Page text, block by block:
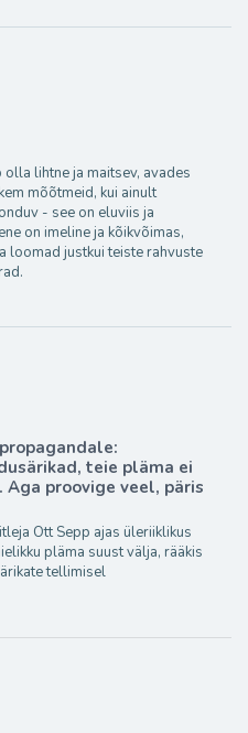
olla lihtne ja maitsev, avades
mõõtmeid, kui ainult
- see on eluviis ja
on imeline ja kõikvõimas,
loomad justkui teiste rahvuste
teie pläma ei
Aga proovige veel, päris
Ott Sepp ajas üleriiklikus
pläma suust välja, rääkis
tellimisel